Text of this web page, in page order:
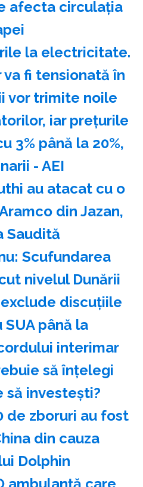
afecta circulația
la electricitate.
fi tensionată în
vor trimite noile
iar prețurile
3% până la 20%,
- AEI
au atacat cu o
din Jazan,
Saudită
Scufundarea
nivelul Dunării
discuţiile
până la
interimar
să înțelegi
să investești?
de zboruri au fost
din cauza
Dolphin